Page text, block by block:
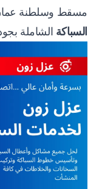
مسقط وسلطنة
السباكة الشاملة